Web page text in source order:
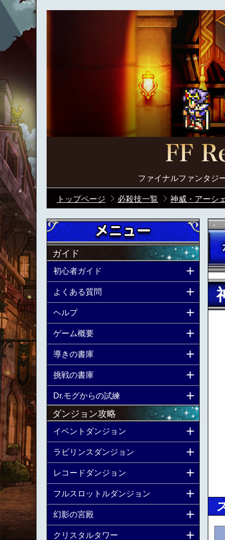
ファイナルファンタジ
トップページ 必殺技一覧 神威・アーシ
ガイド
初心者ガイド
よくある質問
ヘルプ
ゲーム概要
導きの書庫
挑戦の書庫
Dr.モグからの試練
ダンジョン攻略
イベントダンジョン
ラビリンスダンジョン
レコードダンジョン
フルスロットルダンジョン
幻影の宮殿
クリスタルタワー